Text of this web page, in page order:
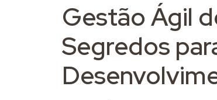
Gestão Ágil
Segredos